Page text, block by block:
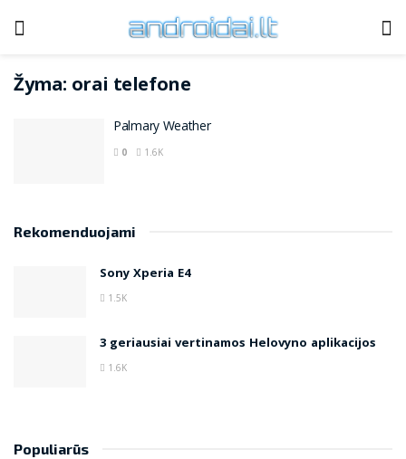
Žyma: orai telefone
Palmary Weather
0 1.6K
Rekomenduojami
Sony Xperia E4
1.5K
3 geriausiai vertinamos Helovyno aplikacijos
1.6K
Populiarūs